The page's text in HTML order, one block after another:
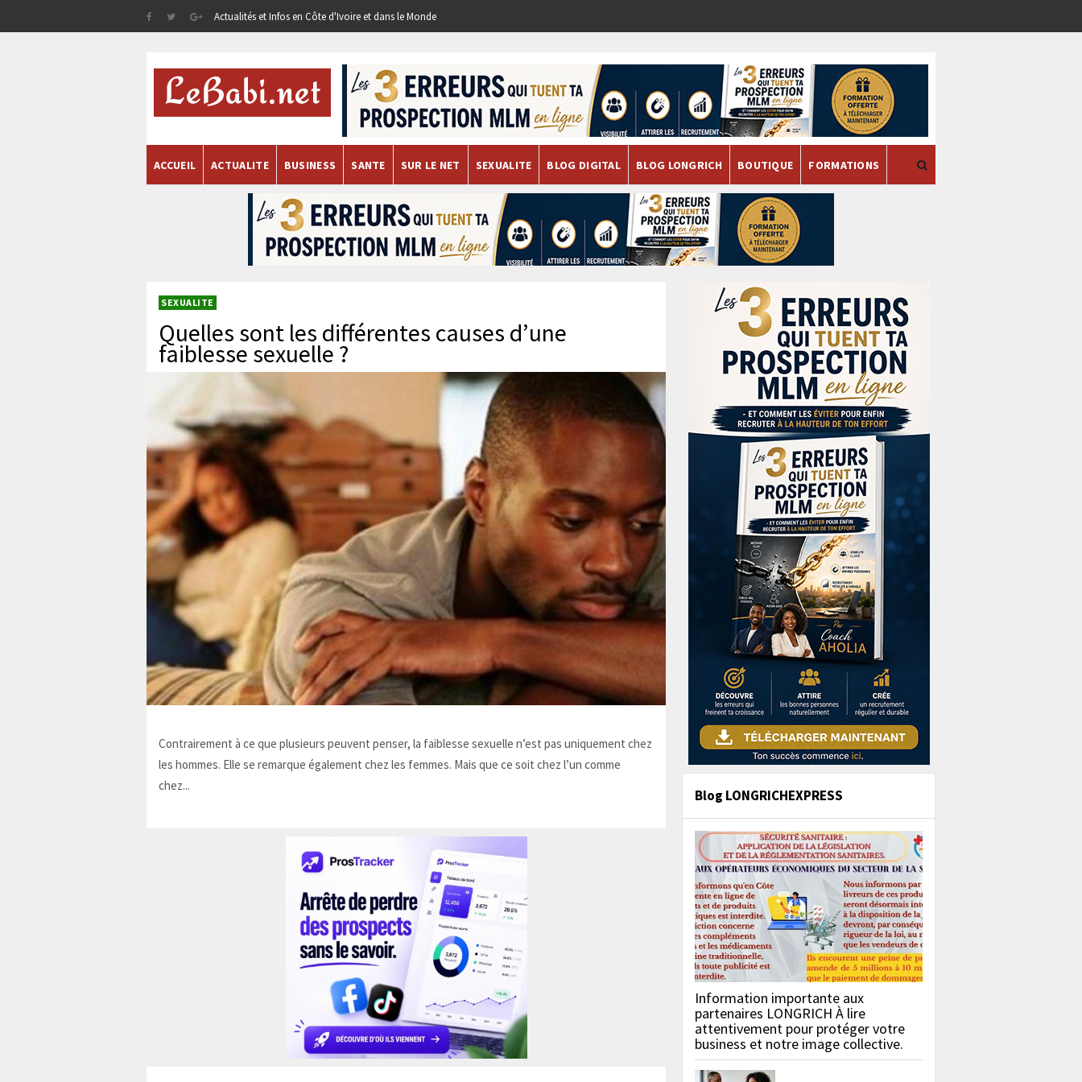
Actualités et Infos en Côte d'Ivoire et dans le Monde
ACCUEIL ACTUALITE BUSINESS SANTE SUR LE NET SEXUALITE BLOG DIGITAL BLOG LONGRICH BOUTIQUE FORMATIONS
SEXUALITE
Quelles sont les différentes causes d’une
faiblesse sexuelle ?
Contrairement à ce que plusieurs peuvent penser, la faiblesse sexuelle n’est pas uniquement chez
les hommes. Elle se remarque également chez les femmes. Mais que ce soit chez l’un comme
chez...
Blog LONGRICHEXPRESS
Information importante aux
partenaires LONGRICH À lire
attentivement pour protéger votre
business et notre image collective.